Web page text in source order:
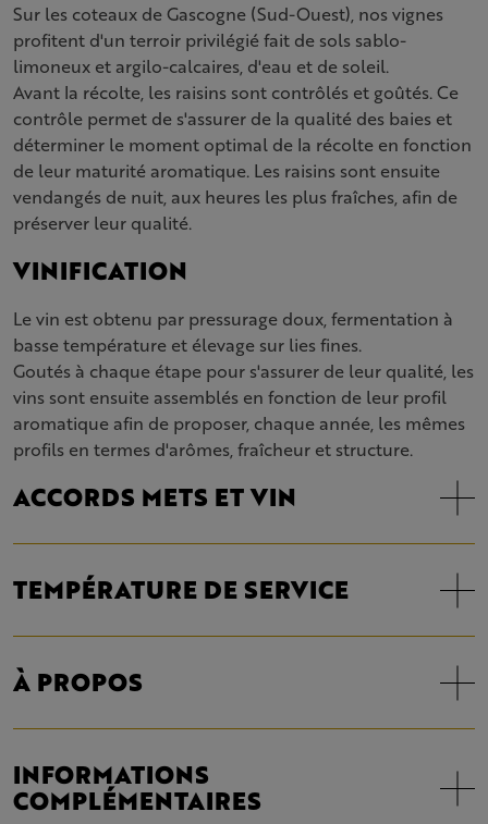
Sur les coteaux de Gascogne (Sud-Ouest), nos vignes
profitent d'un terroir privilégié fait de sols sablo-
limoneux et argilo-calcaires, d'eau et de soleil.
Avant la récolte, les raisins sont contrôlés et goûtés. Ce
contrôle permet de s'assurer de la qualité des baies et
déterminer le moment optimal de la récolte en fonction
de leur maturité aromatique. Les raisins sont ensuite
vendangés de nuit, aux heures les plus fraîches, afin de
préserver leur qualité.
VINIFICATION
Le vin est obtenu par pressurage doux, fermentation à
basse température et élevage sur lies fines.
Goutés à chaque étape pour s'assurer de leur qualité, les
vins sont ensuite assemblés en fonction de leur profil
aromatique afin de proposer, chaque année, les mêmes
profils en termes d'arômes, fraîcheur et structure.
ACCORDS METS ET VIN
TEMPÉRATURE DE SERVICE
À PROPOS
INFORMATIONS
COMPLÉMENTAIRES